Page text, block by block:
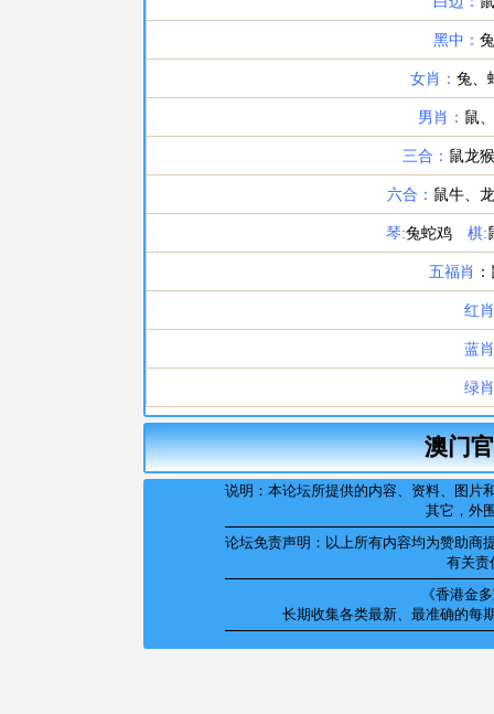
澳门
说明：本论坛所提供的内容、资料、图
其它，外
论坛免责声明：以上所有内容均为赞助商
有关责
《香港金
长期收集各类最新、最准确的每